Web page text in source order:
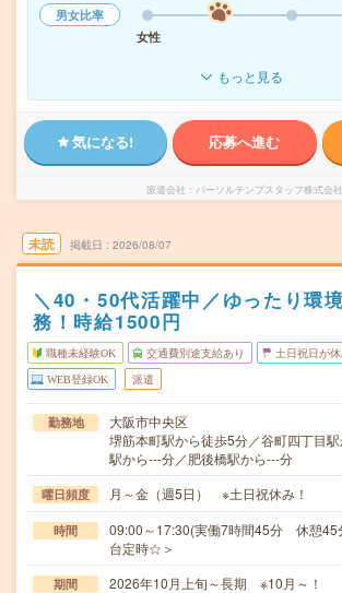
男女比率
女性
もっと見る
気になる! 応募へ進む
派遣会社 パーソルテンプスタッフ株式会社
未読 掲載日 2026/08/07
＼40・50代活躍中／ゆったり環
務！時給1500円
職種未経験OK 交通費別途支給あり 土日祝日が
WEB登録OK 派遣
勤務地
大阪市中央区
堺筋本町駅から徒歩5分／谷町四丁目
駅から---分／肥後橋駅から---分
曜日頻度 月～金（週5日） ※土日祝休み！
時間
09:00～17:30(実働7時間45分 休憩45
台定時☆＞
期間 2026年10月上旬～長期 ※10月～！